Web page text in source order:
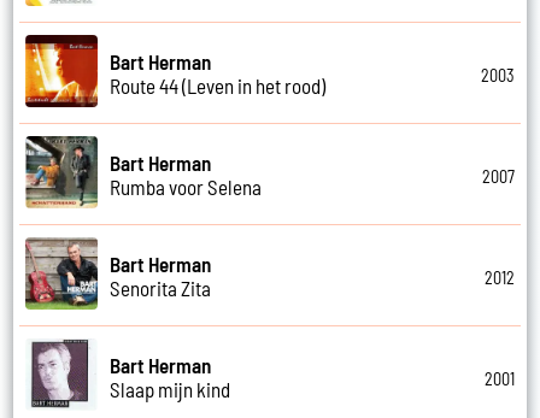
Bart Herman
Route 44 (Leven in het rood)
2003
Bart Herman
Rumba voor Selena
2007
Bart Herman
Senorita Zita
2012
Bart Herman
Slaap mijn kind
2001